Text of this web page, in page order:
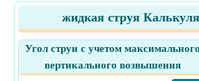
жидкая струя
Угол струи с учетом максимального
вертикального возвышения